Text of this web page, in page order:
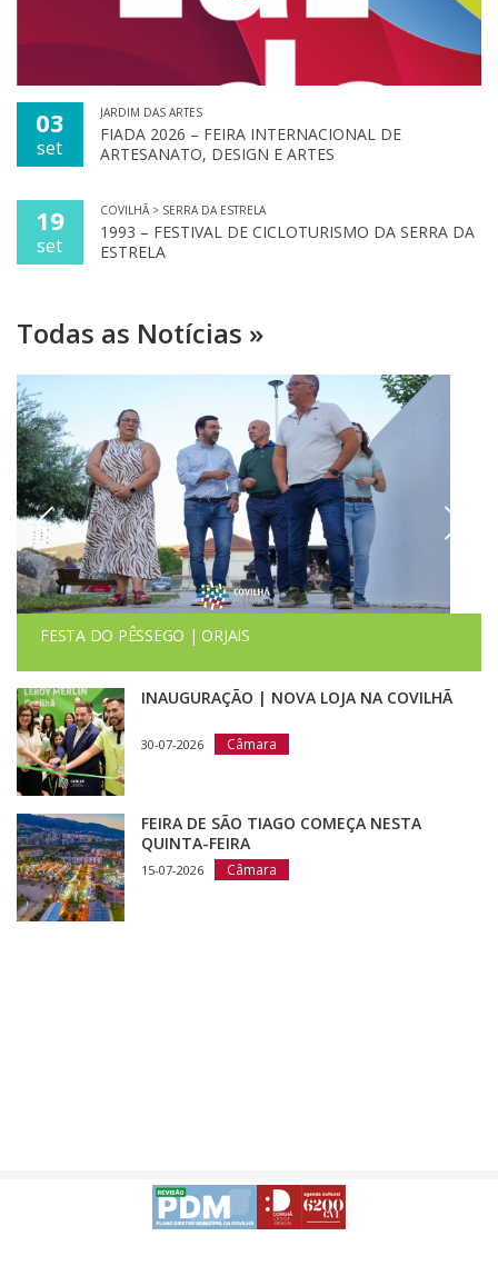
03
set
JARDIM DAS ARTES
FIADA 2026 – FEIRA INTERNACIONAL DE
ARTESANATO, DESIGN E ARTES
19
set
COVILHÃ > SERRA DA ESTRELA
1993 – FESTIVAL DE CICLOTURISMO DA SERRA DA
ESTRELA
Todas as Notícias »
FESTA DO PÊSSEGO | ORJAIS
INAUGURAÇÃO | NOVA LOJA NA COVILHÃ
30-07-2026 Câmara
FEIRA DE SÃO TIAGO COMEÇA NESTA
QUINTA-FEIRA
15-07-2026 Câmara